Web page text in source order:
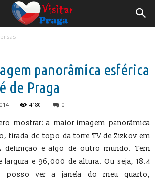
panorâmica esférica
de Praga
4180 0
mostrar: a maior imagem panorâmica
tirada do topo da torre TV de Zizkov em
definição é algo de outro mundo. Tem
largura e 96,000 de altura. Ou seja, 18.4
posso ver a janela do meu quarto,